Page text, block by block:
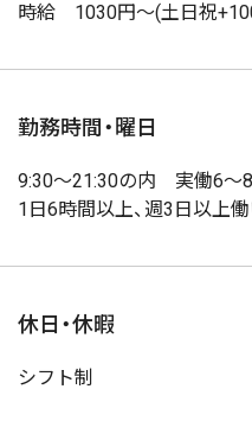
時給 1030円〜(土日祝
勤務時間・曜日
9:30〜21:30の内 実働6〜
1日6時間以上、週3日以上
休日・休暇
シフト制